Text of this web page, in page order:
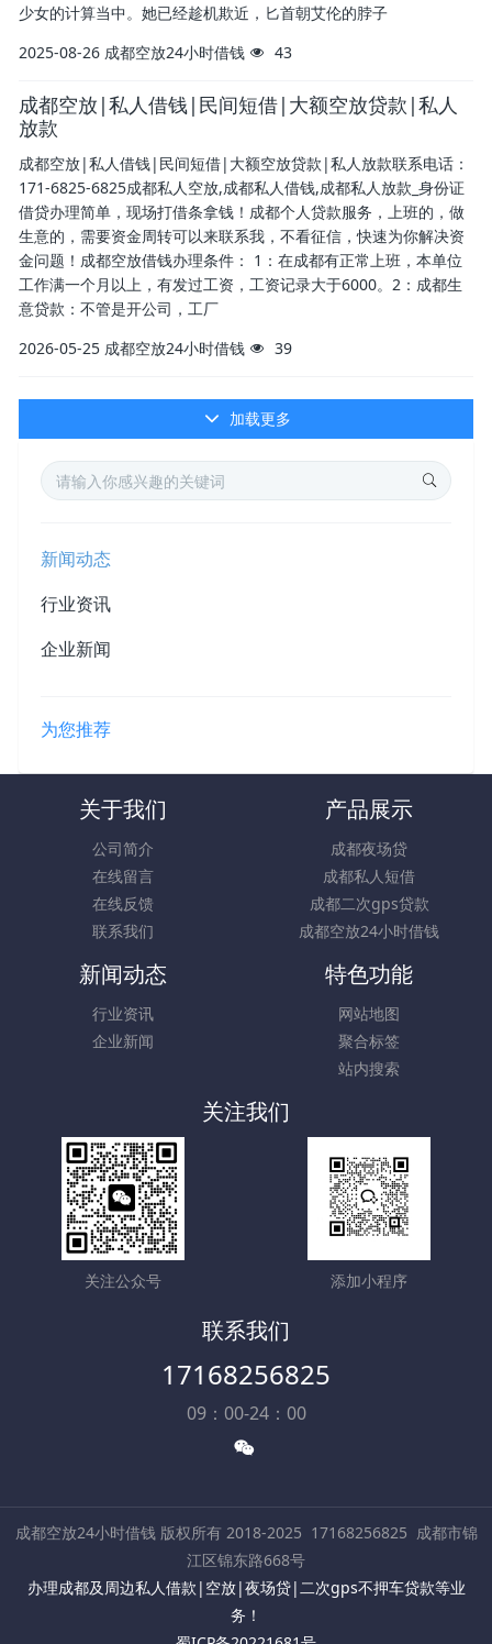
少女的计算当中。她已经趁机欺近，匕首朝艾伦的脖子
2025-08-26 成都空放24小时借钱 43
成都空放|私人借钱|民间短借|大额空放贷款|私人
放款
成都空放|私人借钱|民间短借|大额空放贷款|私人放款联系电话：
171-6825-6825成都私人空放,成都私人借钱,成都私人放款_身份证
借贷办理简单，现场打借条拿钱！成都个人贷款服务，上班的，做
生意的，需要资金周转可以来联系我，不看征信，快速为你解决资
金问题！成都空放借钱办理条件： 1：在成都有正常上班，本单位
工作满一个月以上，有发过工资，工资记录大于6000。2：成都生
意贷款：不管是开公司，工厂
2026-05-25 成都空放24小时借钱 39
加载更多
新闻动态
行业资讯
企业新闻
为您推荐
关于我们
公司简介
在线留言
在线反馈
联系我们
产品展示
成都夜场贷
成都私人短借
成都二次gps贷款
成都空放24小时借钱
新闻动态
行业资讯
企业新闻
特色功能
网站地图
聚合标签
站内搜索
关注我们
关注公众号 添加小程序
联系我们
17168256825
09：00-24：00
成都空放24小时借钱 版权所有 2018-2025 17168256825 成都市锦
江区锦东路668号
办理成都及周边私人借款|空放|夜场贷|二次gps不押车贷款等业
务！